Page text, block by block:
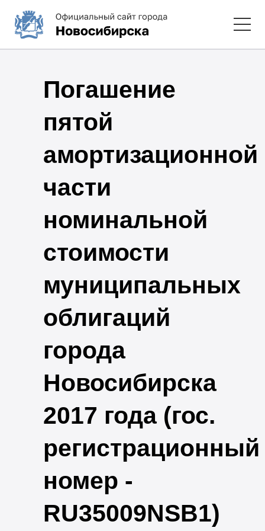
Погашение
пятой
амортизационной
части
номинальной
стоимости
муниципальных
облигаций
города
Новосибирска
2017 года (гос.
регистрационный
номер -
RU35009NSB1)